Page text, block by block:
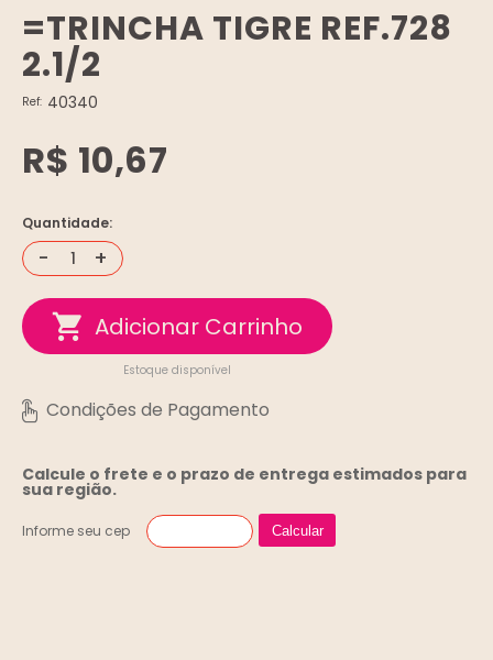
=TRINCHA TIGRE REF.728
2.1/2
Ref: 40340
R$ 10,67
Quantidade:
- +
Estoque disponível
Calcule o frete e o prazo de entrega estimados para
sua região.
Informe seu cep Calcular